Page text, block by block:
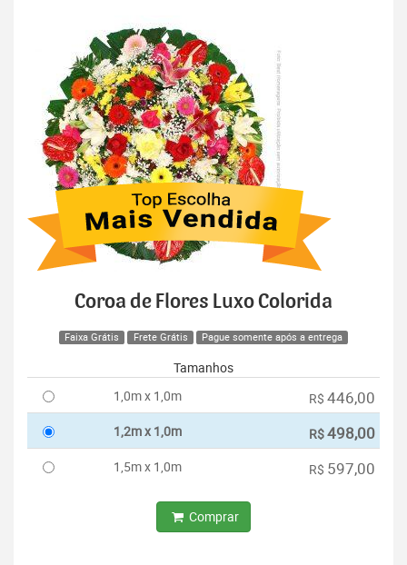
Coroa de Flores Luxo Colorida
Faixa Grátis Frete Grátis Pague somente após a entrega
Tamanhos
1,0m x 1,0m
R$ 446,00
1,2m x 1,0m R$498,00
1,5m x 1,0m R$ 597,00
Comprar